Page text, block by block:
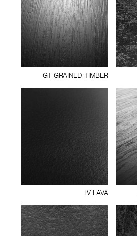
GT GRAINED TIMBER
LV LAVA